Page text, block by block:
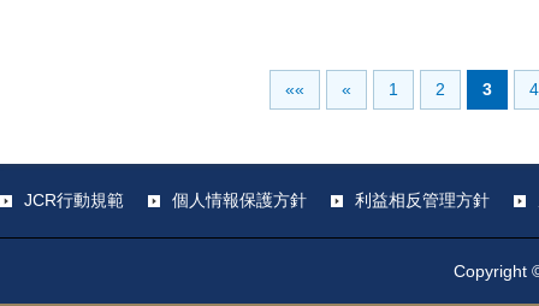
«« « 1 2 3 4
JCR行動規範 個人情報保護方針 利益相反管理方針
Copyright